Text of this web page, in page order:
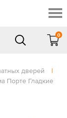
0
дверей
|
Порте Гладкие